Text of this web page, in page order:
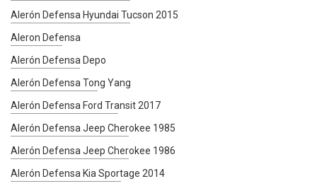
Alerón Defensa Hyundai Tucson 2015
Aleron Defensa
Alerón Defensa Depo
Alerón Defensa Tong Yang
Alerón Defensa Ford Transit 2017
Alerón Defensa Jeep Cherokee 1985
Alerón Defensa Jeep Cherokee 1986
Alerón Defensa Kia Sportage 2014